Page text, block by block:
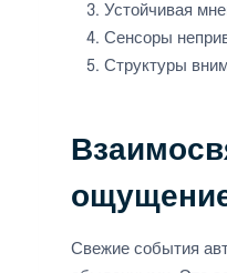
Устойчивая
Сенсоры
Структуры
Свежие события